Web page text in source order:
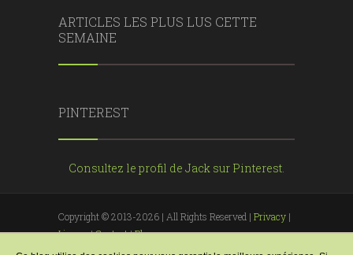
ARTICLES LES PLUS LUS CETTE
SEMAINE
PINTEREST
Consultez le profil de Jack sur Pinterest.
Copyright © 2013-2026 | All Rights Reserved | Privacy |
License|Contact|Blogger